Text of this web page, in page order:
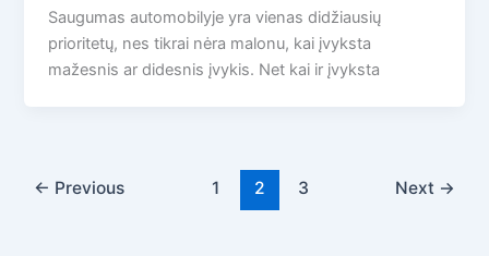
Saugumas automobilyje yra vienas didžiausių
prioritetų, nes tikrai nėra malonu, kai įvyksta
mažesnis ar didesnis įvykis. Net kai ir įvyksta
← Previous 1 2 3 Next →